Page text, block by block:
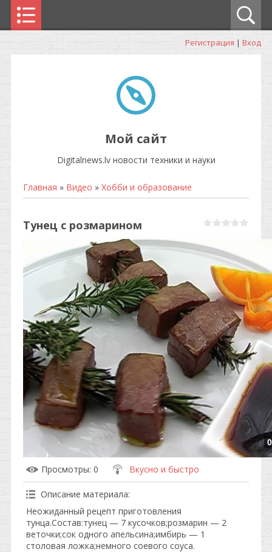
Регистрация | Вход
Мой сайт
Digitalnews.lv новости техники и науки
Главная » Видео » Хобби и образование
Тунец с розмарином
Просмотры: 0 Вкусно и быстро
Описание материала:
Неожиданный рецепт приготовления
тунца.Состав:тунец — 7 кусочков;розмарин — 2
веточки;сок одного апельсина;имбирь — 1
столовая ложка;немного соевого соуса.